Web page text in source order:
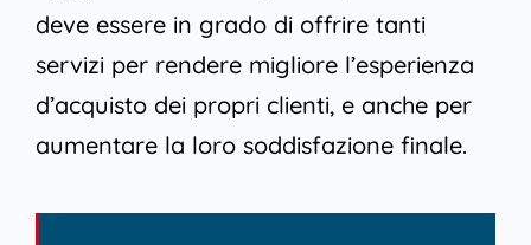
deve essere in grado di offrire tanti
servizi per rendere migliore l’esperienza
d’acquisto dei propri clienti, e anche per
aumentare la loro soddisfazione finale.